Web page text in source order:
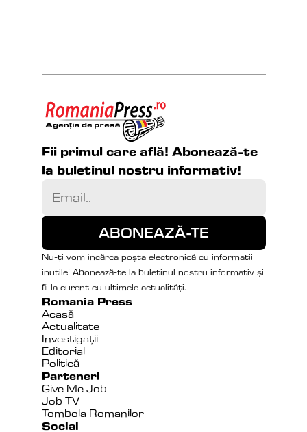
Fii primul care află! Abonează-te
la buletinul nostru informativ!
Nu-ți vom încărca poșta electronică cu informatii
inutile! Abonează-te la buletinul nostru informativ și
fii la curent cu ultimele actualități.
Romania Press
Acasă
Actualitate
Investigații
Editorial
Politică
Parteneri
Give Me Job
Job TV
Tombola Romanilor
Social